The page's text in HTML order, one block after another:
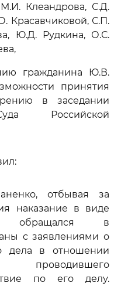
Клеандрова, С.Д.
Красавчиковой, С.П.
Ю.Д. Рудкина, О.С.
гражданина Ю.В.
принятия
в заседании
Российской
отбывая за
наказание в виде
обращался в
с заявлениями о
дела в отношении
по его делу.